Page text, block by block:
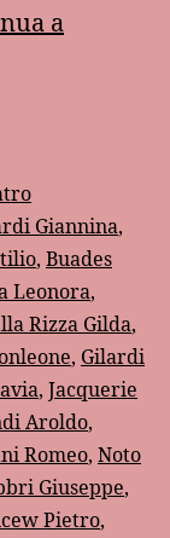
a
Giannina,
, Buades
Leonora,
Rizza Gilda,
, Gilardi
, Jacquerie
Aroldo,
Romeo, Noto
Giuseppe,
Pietro,